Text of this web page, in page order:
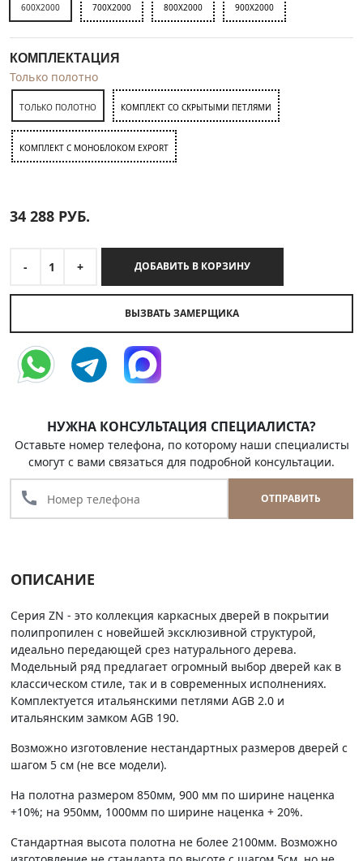
600X2000 700X2000 800X2000 900X2000
КОМПЛЕКТАЦИЯ
Только полотно
ТОЛЬКО ПОЛОТНО КОМПЛЕКТ СО СКРЫТЫМИ ПЕТЛЯМИ
КОМПЛЕКТ C МОНОБЛОКОМ EXPORT
34 288 РУБ.
- 1 + ДОБАВИТЬ В КОРЗИНУ
ВЫЗВАТЬ ЗАМЕРЩИКА
НУЖНА КОНСУЛЬТАЦИЯ СПЕЦИАЛИСТА?
Оставьте номер телефона, по которому наши специалисты
смогут с вами связаться для подробной консультации.
call ОТПРАВИТЬ
ОПИСАНИЕ
Серия ZN - это коллекция каркасных дверей в покрытии
полипропилен с новейшей эксклюзивной структурой,
идеально передающей срез натурального дерева.
Модельный ряд предлагает огромный выбор дверей как в
классическом стиле, так и в современных исполнениях.
Комплектуется итальянскими петлями AGB 2.0 и
итальянским замком AGB 190.
Возможно изготовление нестандартных размеров дверей с
шагом 5 см (не все модели).
На полотна размером 850мм, 900 мм по ширине наценка
+10%; на 950мм, 1000мм по ширине наценка + 20%.
Стандартная высота полотна не более 2100мм. Возможно